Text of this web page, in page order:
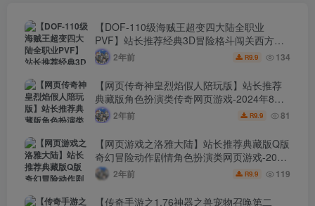
【DOF-110级海贼王超变四大陆全职业
PVF】站长推荐经典3D冒险格斗闯关西方魔
幻端游-2024年8月8日最新打包Linux服务端
源码视频架设教程-等级补丁-配套完整客户
端！
2年前 R9.9 134
【网页传奇神皇烈焰假人陪玩版】站长推荐
典藏版角色扮演类传奇网页游戏-2024年8月8
日最新打包Wn服务端源码视频架设教程-配套
GM工具！
2年前 R9.9 81
【网页游戏之洛雅大陆】站长推荐典藏版Q版
奇幻冒险动作剧情角色扮演类网页游戏-2024
年8月7日最新打包Wn服务端源码视频架设教
程-微端-GM工具-详细外网教程！
2年前 R9.9 119
【传奇手游之1.76神器之兽宠物召唤第二